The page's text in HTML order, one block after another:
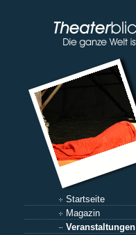
Startseite
Magazin
Veranstaltungen